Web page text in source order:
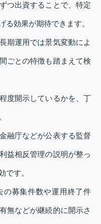
つ出資することで、特定
る効果が期待できます。
期運用では景気変動によ
ごとの特徴も踏まえて検
度開示しているかを、丁
融庁などが公表する監督
益相反管理の説明が整っ
です。
の募集件数や運用終了件
無などが継続的に開示さ